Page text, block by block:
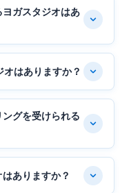
ガスタジオはあ
はありますか？
グを受けられる
ありますか？